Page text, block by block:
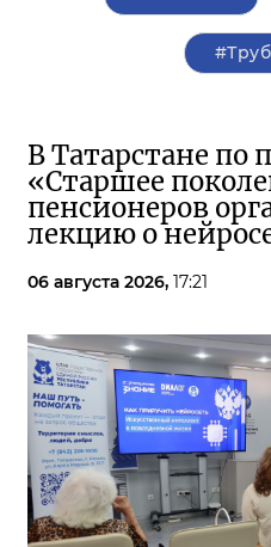
В Татарстане по
«Старшее
пенсионеров
лекцию о
06 августа 2026, 17:21